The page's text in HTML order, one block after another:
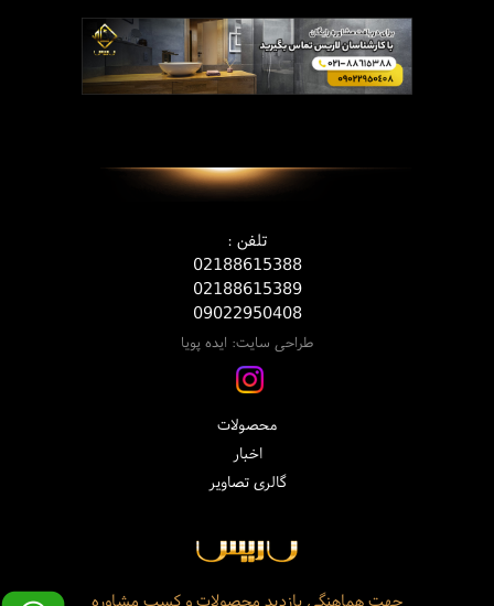
تلفن :
02188615388
02188615389
09022950408
طراحی سایت: ایده پویا
محصولات
اخبار
گالری تصاویر
جهت هماهنگی بازدید محصولات و کسب مشاوره